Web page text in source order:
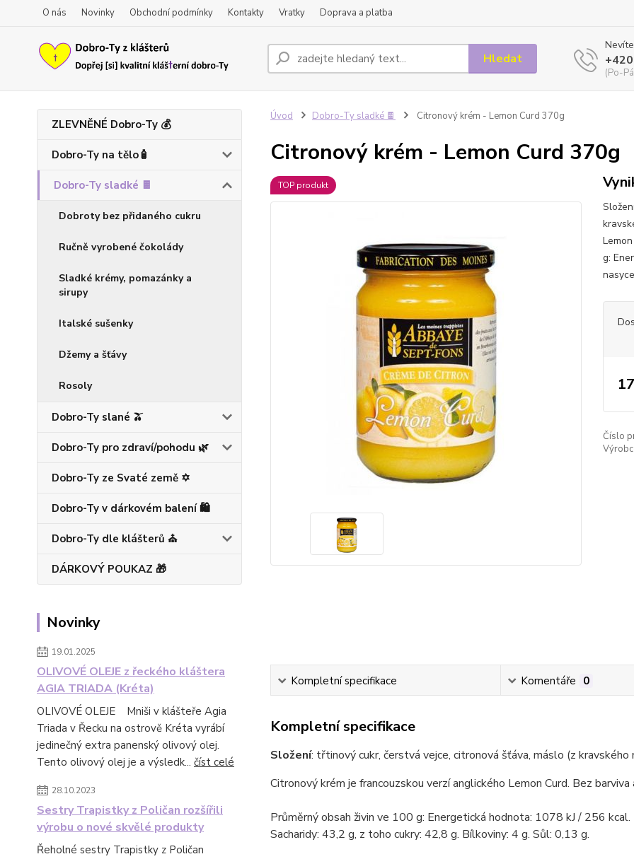
O nás Novinky Obchodní podmínky Kontakty Vratky Doprava a platba
Hledat
(Po-
ZLEVNĚNÉ Dobro-Ty 💰
Dobro-Ty na tělo🧴
Dobro-Ty sladké 🍫
Dobroty bez přidaného cukru
Ručně vyrobené čokolády
Sladké krémy, pomazánky a
sirupy
Italské sušenky
Džemy a šťávy
Rosoly
Dobro-Ty slané 🫒
Dobro-Ty pro zdraví/pohodu 🌿
Dobro-Ty ze Svaté země ✡️
Dobro-Ty v dárkovém balení 🛍️
Dobro-Ty dle klášterů ⛪
DÁRKOVÝ POUKAZ 🎁
Novinky
19.01.2025
OLIVOVÉ OLEJE z řeckého kláštera
AGIA TRIADA (Kréta)
OLIVOVÉ OLEJE Mniši v klášteře Agia
Triada v Řecku na ostrově Kréta vyrábí
jedinečný extra panenský olivový olej.
Tento olivový olej je a výsledk... číst celé
28.10.2023
Sestry Trapistky z Poličan rozšířili
výrobu o nové skvělé produkty
Řeholné sestry Trapistky z Poličan
Úvod Dobro-Ty sladké 🍫 Citronový krém - Lemon Curd 370g
Citronový krém - Lemon Curd 370g
TOP produkt
g:
Číslo
Kompletní specifikace Komentáře 0
Kompletní specifikace
Složení: třtinový cukr, čerstvá vejce, citronová šťáva, máslo (z kravského
Citronový krém je francouzskou verzí anglického Lemon Curd. Bez barviva
Průměrný obsah živin ve 100 g: Energetická hodnota: 1078 kJ / 256
Sacharidy: 43,2 g, z toho cukry: 42,8 g. Bílkoviny: 4 g. Sůl: 0,13 g.